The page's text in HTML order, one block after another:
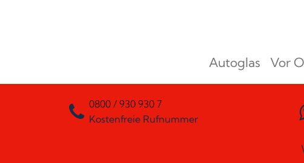
Autoglas Vor
0800 / 930 930 7
Kostenfreie Rufnummer